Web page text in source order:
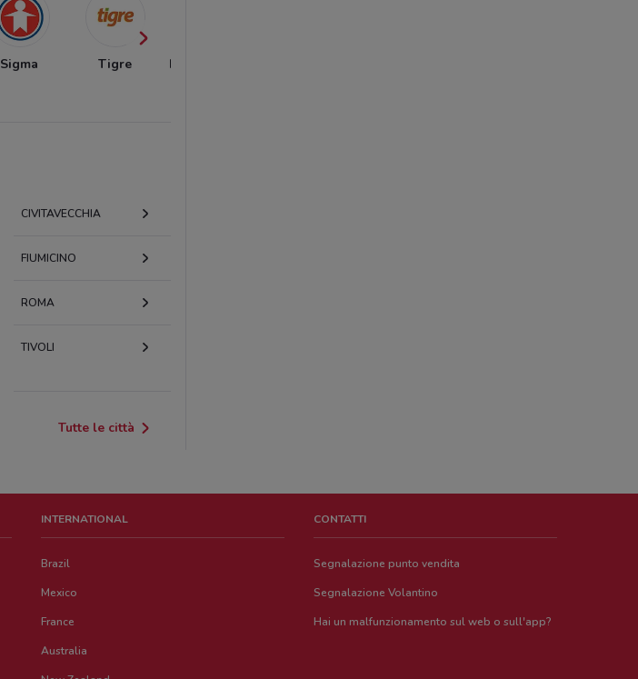
Sigma Tigre
Eurosurgelati
CIVITAVECCHIA
FIUMICINO
ROMA
TIVOLI
Tutte le città
INTERNATIONAL
Brazil
Mexico
France
Australia
CONTATTI
Segnalazione punto vendita
Segnalazione Volantino
Hai un malfunzionamento sul web o sull'app?